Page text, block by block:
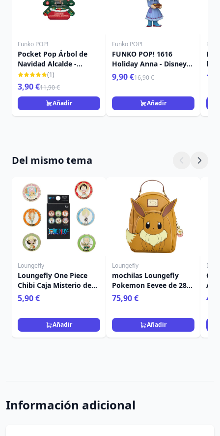
Funko POP!
Pocket Pop Árbol de
Navidad Alcalde -
Disney Pesadilla antes
Navidad
(1)
3,90 €11,90 €
Añadir
Funko POP!
FUNKO POP! 1616
Holiday Anna - Disney
Princess
9,90 €16,90 €
Añadir
Del mismo tema
Loungefly
Loungefly One Piece
Chibi Caja Misterio de
Pins Esmaltados
Surtidos
5,90 €
Añadir
Loungefly
mochilas Loungefly
Pokemon Eevee de 28
cm
75,90 €
Añadir
A5
Información adicional